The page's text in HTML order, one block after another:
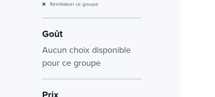
Réinitialiser ce groupe
Goût
Aucun choix disponible
pour ce groupe